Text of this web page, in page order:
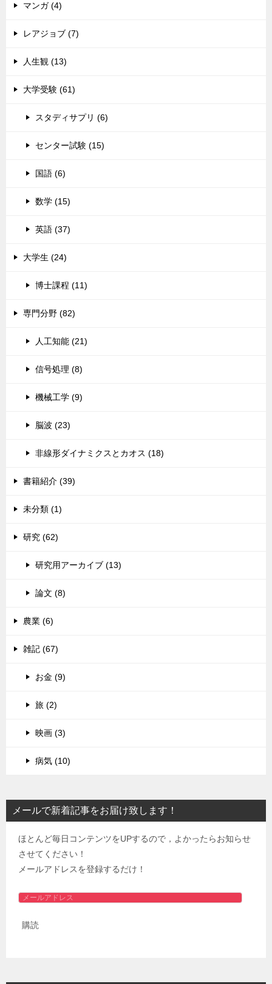
マンガ (4)
レアジョブ (7)
人生観 (13)
大学受験 (61)
スタディサプリ (6)
センター試験 (15)
国語 (6)
数学 (15)
英語 (37)
大学生 (24)
博士課程 (11)
専門分野 (82)
人工知能 (21)
信号処理 (8)
機械工学 (9)
脳波 (23)
非線形ダイナミクスとカオス (18)
書籍紹介 (39)
未分類 (1)
研究 (62)
研究用アーカイブ (13)
論文 (8)
農業 (6)
雑記 (67)
お金 (9)
旅 (2)
映画 (3)
病気 (10)
メールで新着記事をお届け致します！
ほとんど毎日コンテンツをUPするので，よかったらお知らせ
させてください！
メールアドレスを登録するだけ！
メ
ル
購読